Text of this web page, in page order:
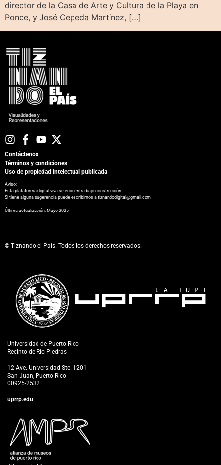
director de la Casa de Arte y Cultura de la Playa en
Ponce, y José Cepeda Martínez, […]
Contáctenos
Términos y condiciones
Uso de propiedad intelectual publicada
Aviso:
Esta plataforma digital viva se encuentra bajo construcción.
Si tiene alguna sugerencia puede escribirnos a tiznandodigital@gmail.com
​Última actualización: Mayo 2025
© Tiznando el País. Todos los derechos reservados.
Universidad de Puerto Rico
Recinto de Río Piedras
12 Ave. Universidad Ste. 1201
San Juan, Puerto Rico
00925-2532
uprrp.edu